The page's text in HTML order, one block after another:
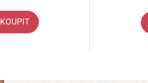
KOUPIT